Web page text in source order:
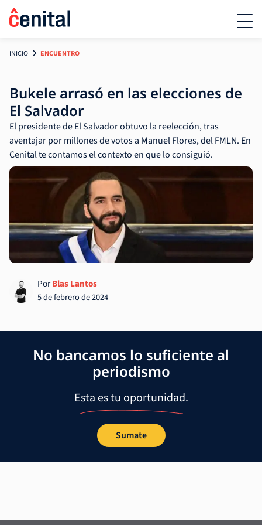
INICIO ENCUENTRO
Bukele arrasó en las elecciones de
El Salvador
El presidente de El Salvador obtuvo la reelección, tras
aventajar por millones de votos a Manuel Flores, del FMLN. En
Cenital te contamos el contexto en que lo consiguió.
PorBlas Lantos
5 de febrero de 2024
No bancamos lo suficiente al
periodismo
Esta es tu oportunidad.
Sumate